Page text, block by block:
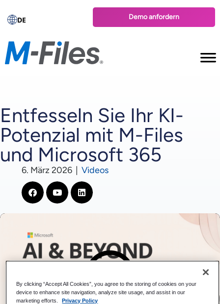
DE Demo anfordern
Entfesseln Sie Ihr KI-
Potenzial mit M-Files
und Microsoft 365
6. März 2026 Videos
By clicking “Accept All Cookies”, you agree to the storing of cookies on your
device to enhance site navigation, analyze site usage, and assist in our
marketing efforts.
Privacy Policy